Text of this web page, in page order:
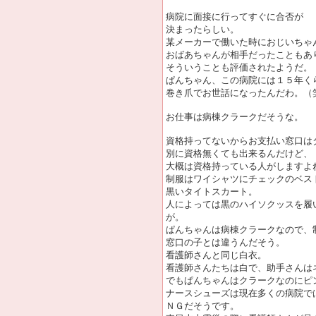
病院に面接に行ってすぐに合否が
決まったらしい。
某メーカーで働いた時におじいちゃ
おばあちゃんが相手だったこともあ
そういうことも評価されたようだ。
ぱんちゃん、この病院には１５年く
巻き爪でお世話になったんだわ。（
お仕事は病棟クラークだそうな。
資格持ってないからお支払い窓口は
別に資格無くても出来るんだけど、
大概は資格持っている人がしますよ
制服はワイシャツにチェックのベス
黒いタイトスカート。
人によっては黒のハイソクッスを履
が。
ぱんちゃんは病棟クラークなので、
窓口の子とは違うんだそう。
看護師さんと同じ白衣。
看護師さんたちは白で、助手さんは
でもぱんちゃんはクラークなのにピ
ナースシューズは現在多くの病院で
ＮＧだそうです。